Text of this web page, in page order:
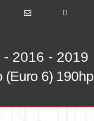
- 2016 - 2019
(Euro 6) 190hp